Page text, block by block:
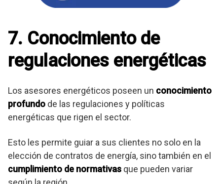
7. Conocimiento de
regulaciones energéticas
Los asesores energéticos poseen un conocimiento
profundo de las regulaciones y políticas
energéticas que rigen el sector.
Esto les permite guiar a sus clientes no solo en la
elección de contratos de energía, sino también en el
cumplimiento de normativas que pueden variar